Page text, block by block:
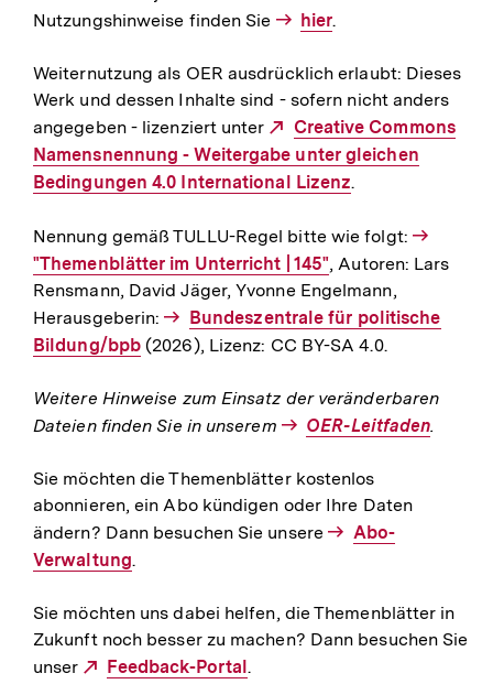
Nutzungshinweise finden Sie
Interner
hier.
Weiternutzung als OER ausdrücklich erlaubt: Dieses
Werk und dessen Inhalte sind - sofern nicht anders
angegeben - lizenziert unter
Externer
Link:
Creative Commons
Namensnennung - Weitergabe unter gleichen
Bedingungen 4.0 International Lizenz.
Nennung gemäß TULLU-Regel bitte wie folgt:
Interner
Link:
"Themenblätter im Unterricht | 145", Autoren: Lars
Rensmann, David Jäger, Yvonne Engelmann,
Herausgeberin:
Interner
Link:
Bundeszentrale für politische
Bildung/bpb (2026), Lizenz: CC BY-SA 4.0.
Weitere Hinweise zum Einsatz der veränderbaren
Dateien finden Sie in unserem
Interner
OER-Leitfaden.
Sie möchten die Themenblätter kostenlos
abonnieren, ein Abo kündigen oder Ihre Daten
ändern? Dann besuchen Sie unsere
Interner
Abo-
Verwaltung.
Sie möchten uns dabei helfen, die Themenblätter in
Zukunft noch besser zu machen? Dann besuchen Sie
unser
Externer
Feedback-Portal.